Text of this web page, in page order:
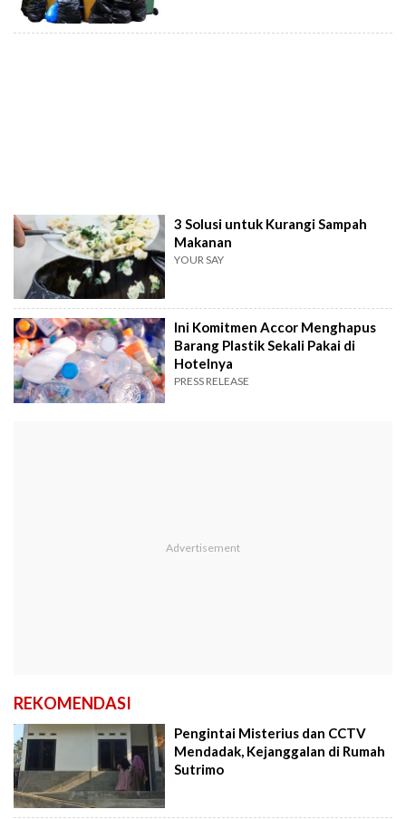
3 Solusi untuk Kurangi Sampah
Makanan
YOUR SAY
Ini Komitmen Accor Menghapus
Barang Plastik Sekali Pakai di
Hotelnya
PRESS RELEASE
REKOMENDASI
Pengintai Misterius dan CCTV
Mendadak, Kejanggalan di Rumah
Sutrimo